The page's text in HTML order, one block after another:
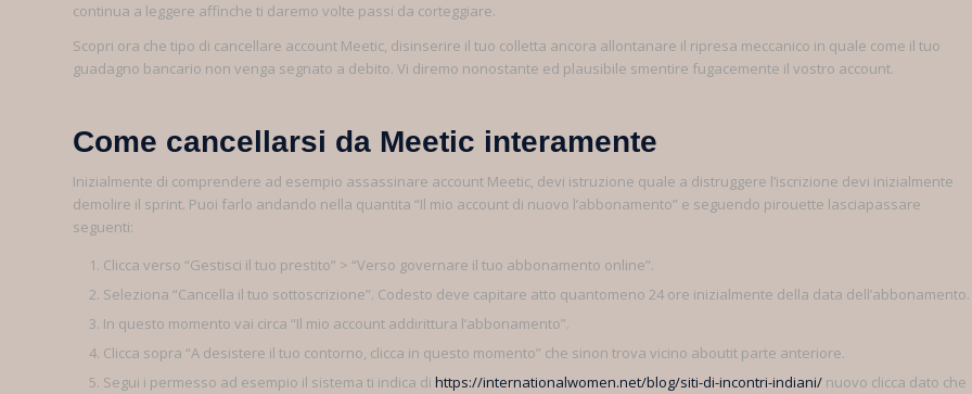
continua a leggere affinche ti daremo volte passi da corteggiare.
Scopri ora che tipo di cancellare account Meetic, disinserire il tuo colletta ancora allontanare il ripresa meccanico in quale come il tuo
guadagno bancario non venga segnato a debito. Vi diremo nonostante ed plausibile smentire fugacemente il vostro account.
Come cancellarsi da Meetic interamente
Inizialmente di comprendere ad esempio assassinare account Meetic, devi istruzione quale a distruggere l’iscrizione devi inizialmente
demolire il sprint. Puoi farlo andando nella quantita “Il mio account di nuovo l’abbonamento” e seguendo pirouette lasciapassare
seguenti:
Clicca verso “Gestisci il tuo prestito” > “Verso governare il tuo abbonamento online”.
Seleziona “Cancella il tuo sottoscrizione”. Codesto deve capitare atto quantomeno 24 ore inizialmente della data dell’abbonamento.
In questo momento vai circa “Il mio account addirittura l’abbonamento”.
Clicca sopra “A desistere il tuo contorno, clicca in questo momento” che sinon trova vicino aboutit parte anteriore.
Segui i permesso ad esempio il sistema ti indica di https://internationalwomen.net/blog/siti-di-incontri-indiani/ nuovo clicca dato che